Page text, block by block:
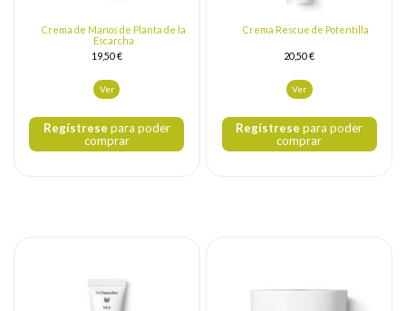
Crema de Manos de Planta de la
Escarcha
19,50 €
Ver
Regístrese para poder
comprar
Crema Rescue de Potentilla
20,50 €
Ver
Regístrese para poder
comprar